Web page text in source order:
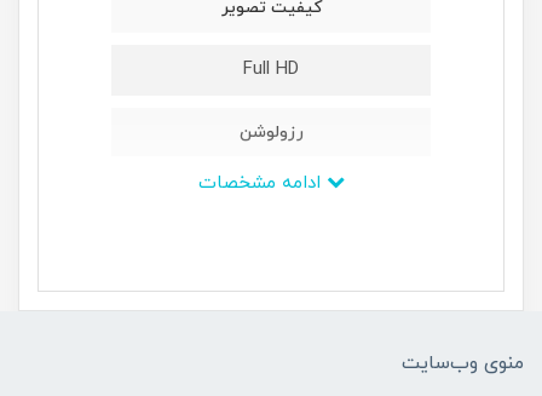
کیفیت تصویر
Full HD
رزولوشن
۱۰۸۰ × ۱۹۲۰
-
منوی وب‌سایت